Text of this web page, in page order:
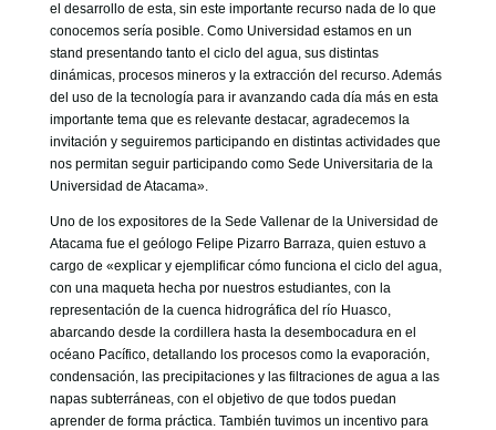
el desarrollo de esta, sin este importante recurso nada de lo que
conocemos sería posible. Como Universidad estamos en un
stand presentando tanto el ciclo del agua, sus distintas
dinámicas, procesos mineros y la extracción del recurso. Además
del uso de la tecnología para ir avanzando cada día más en esta
importante tema que es relevante destacar, agradecemos la
invitación y seguiremos participando en distintas actividades que
nos permitan seguir participando como Sede Universitaria de la
Universidad de Atacama».
Uno de los expositores de la Sede Vallenar de la Universidad de
Atacama fue el geólogo Felipe Pizarro Barraza, quien estuvo a
cargo de «explicar y ejemplificar cómo funciona el ciclo del agua,
con una maqueta hecha por nuestros estudiantes, con la
representación de la cuenca hidrográfica del río Huasco,
abarcando desde la cordillera hasta la desembocadura en el
océano Pacífico, detallando los procesos como la evaporación,
condensación, las precipitaciones y las filtraciones de agua a las
napas subterráneas, con el objetivo de que todos puedan
aprender de forma práctica. También tuvimos un incentivo para